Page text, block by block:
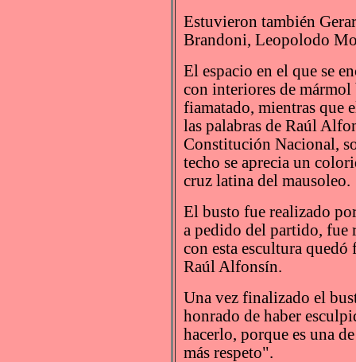
Estuvieron también
Brandoni, Leopolodo
El espacio en el que se
con interiores de
fiamatado, mientras que
las palabras de Raúl
Constitución Nacional,
techo se aprecia un
cruz latina del mausoleo.
El busto fue realizado
a pedido del partido, fue
con esta escultura
Raúl Alfonsín.
Una vez finalizado el
honrado de haber
hacerlo, porque es una
más respeto".